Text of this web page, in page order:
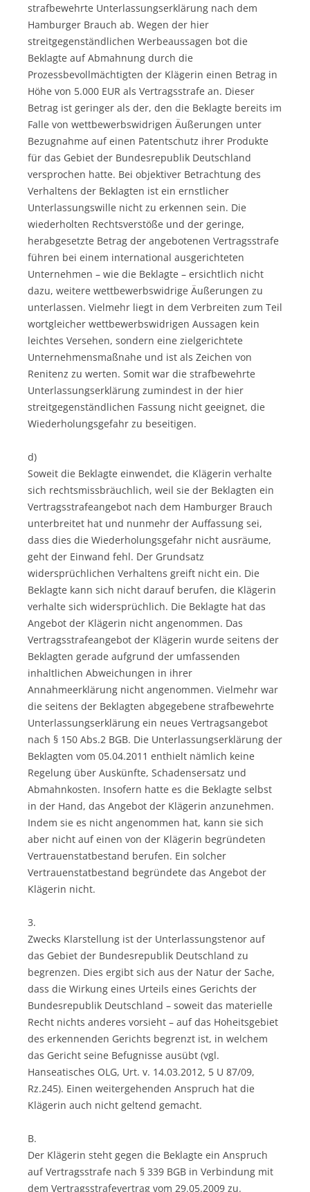
strafbewehrte Unterlassungserklärung nach dem
Hamburger Brauch ab. Wegen der hier
streitgegenständlichen Werbeaussagen bot die
Beklagte auf Abmahnung durch die
Prozessbevollmächtigten der Klägerin einen Betrag in
Höhe von 5.000 EUR als Vertragsstrafe an. Dieser
Betrag ist geringer als der, den die Beklagte bereits im
Falle von wettbewerbswidrigen Äußerungen unter
Bezugnahme auf einen Patentschutz ihrer Produkte
für das Gebiet der Bundesrepublik Deutschland
versprochen hatte. Bei objektiver Betrachtung des
Verhaltens der Beklagten ist ein ernstlicher
Unterlassungswille nicht zu erkennen sein. Die
wiederholten Rechtsverstöße und der geringe,
herabgesetzte Betrag der angebotenen Vertragsstrafe
führen bei einem international ausgerichteten
Unternehmen – wie die Beklagte – ersichtlich nicht
dazu, weitere wettbewerbswidrige Äußerungen zu
unterlassen. Vielmehr liegt in dem Verbreiten zum Teil
wortgleicher wettbewerbswidrigen Aussagen kein
leichtes Versehen, sondern eine zielgerichtete
Unternehmensmaßnahe und ist als Zeichen von
Renitenz zu werten. Somit war die strafbewehrte
Unterlassungserklärung zumindest in der hier
streitgegenständlichen Fassung nicht geeignet, die
Wiederholungsgefahr zu beseitigen.
d)
Soweit die Beklagte einwendet, die Klägerin verhalte
sich rechtsmissbräuchlich, weil sie der Beklagten ein
Vertragsstrafeangebot nach dem Hamburger Brauch
unterbreitet hat und nunmehr der Auffassung sei,
dass dies die Wiederholungsgefahr nicht ausräume,
geht der Einwand fehl. Der Grundsatz
widersprüchlichen Verhaltens greift nicht ein. Die
Beklagte kann sich nicht darauf berufen, die Klägerin
verhalte sich widersprüchlich. Die Beklagte hat das
Angebot der Klägerin nicht angenommen. Das
Vertragsstrafeangebot der Klägerin wurde seitens der
Beklagten gerade aufgrund der umfassenden
inhaltlichen Abweichungen in ihrer
Annahmeerklärung nicht angenommen. Vielmehr war
die seitens der Beklagten abgegebene strafbewehrte
Unterlassungserklärung ein neues Vertragsangebot
nach § 150 Abs.2 BGB. Die Unterlassungserklärung der
Beklagten vom 05.04.2011 enthielt nämlich keine
Regelung über Auskünfte, Schadensersatz und
Abmahnkosten. Insofern hatte es die Beklagte selbst
in der Hand, das Angebot der Klägerin anzunehmen.
Indem sie es nicht angenommen hat, kann sie sich
aber nicht auf einen von der Klägerin begründeten
Vertrauenstatbestand berufen. Ein solcher
Vertrauenstatbestand begründete das Angebot der
Klägerin nicht.
3.
Zwecks Klarstellung ist der Unterlassungstenor auf
das Gebiet der Bundesrepublik Deutschland zu
begrenzen. Dies ergibt sich aus der Natur der Sache,
dass die Wirkung eines Urteils eines Gerichts der
Bundesrepublik Deutschland – soweit das materielle
Recht nichts anderes vorsieht – auf das Hoheitsgebiet
des erkennenden Gerichts begrenzt ist, in welchem
das Gericht seine Befugnisse ausübt (vgl.
Hanseatisches OLG, Urt. v. 14.03.2012, 5 U 87/09,
Rz.245). Einen weitergehenden Anspruch hat die
Klägerin auch nicht geltend gemacht.
B.
Der Klägerin steht gegen die Beklagte ein Anspruch
auf Vertragsstrafe nach § 339 BGB in Verbindung mit
dem Vertragsstrafevertrag vom 29.05.2009 zu.